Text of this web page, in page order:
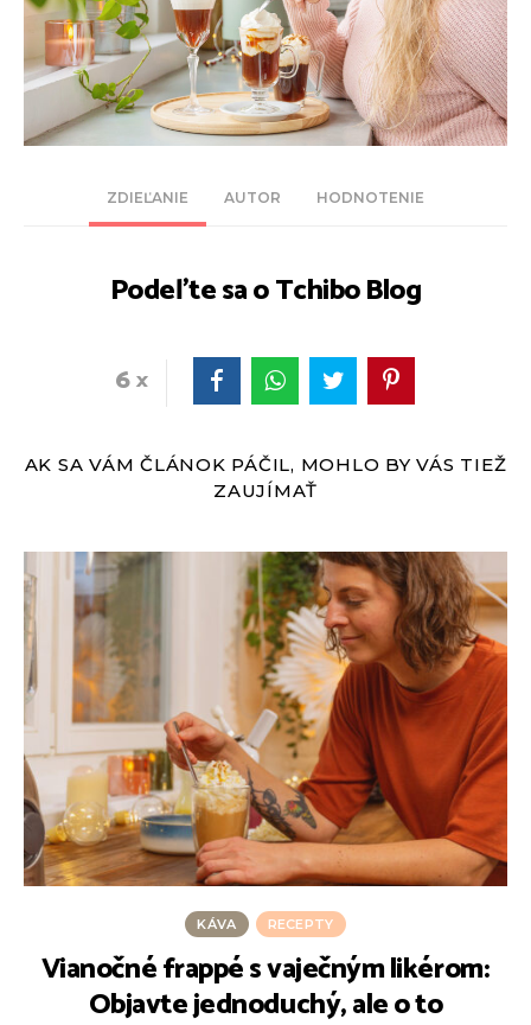
ZDIEĽANIE AUTOR HODNOTENIE
Podeľte sa o Tchibo Blog
6
AK SA VÁM ČLÁNOK PÁČIL, MOHLO BY VÁS TIEŽ
ZAUJÍMAŤ
KÁVA RECEPTY
Vianočné frappé s vaječným likérom:
Objavte jednoduchý, ale o to